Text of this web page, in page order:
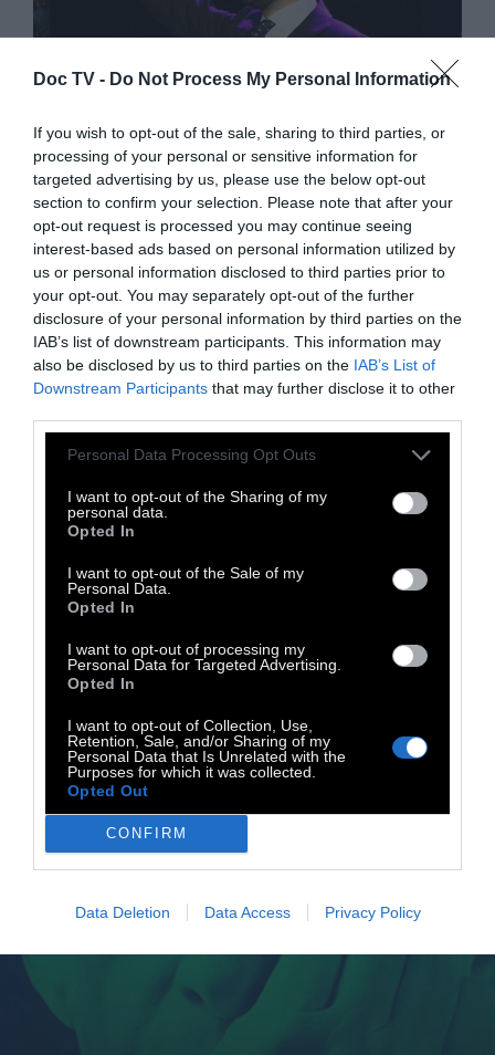
Doc TV - Do Not Process My Personal Information
If you wish to opt-out of the sale, sharing to third parties, or
processing of your personal or sensitive information for
targeted advertising by us, please use the below opt-out
section to confirm your selection. Please note that after your
opt-out request is processed you may continue seeing
interest-based ads based on personal information utilized by
us or personal information disclosed to third parties prior to
your opt-out. You may separately opt-out of the further
disclosure of your personal information by third parties on the
IAB’s list of downstream participants. This information may
also be disclosed by us to third parties on the IAB’s List of
Downstream Participants that may further disclose it to other
Personal Data Processing Opt Outs
I want to opt-out of the Sharing of my
personal data.
Opted In
I want to opt-out of the Sale of my
Personal Data.
Opted In
I want to opt-out of processing my
Personal Data for Targeted Advertising.
Opted In
I want to opt-out of Collection, Use,
Retention, Sale, and/or Sharing of my
Personal Data that Is Unrelated with the
Purposes for which it was collected.
Opted Out
CONFIRM
Data Deletion Data Access Privacy Policy
ΠΡΟΠΑΓΑΝΔΑ
«Απλά πλημμελήματα»
Από τον δικηγόρο Θανάση Καμπαγιάννη
17 Ιουλίου 2026